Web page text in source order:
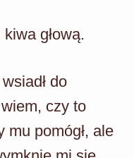
głową.
do
czy to
mu pomógł, ale